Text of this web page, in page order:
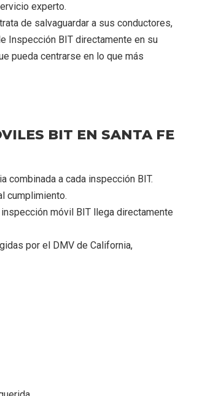
experto.
de salvaguardar a sus conductores,
Inspección BIT directamente en su
pueda centrarse en lo que más
BIT EN SANTA FE
a cada inspección BIT.
cumplimiento.
móvil BIT llega directamente
por el DMV de California,